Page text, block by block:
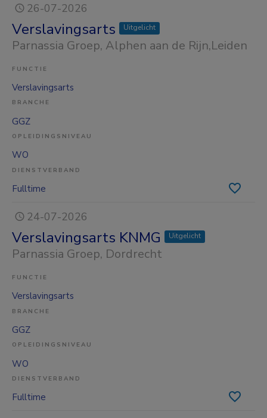
26-07-2026
Verslavingsarts Uitgelicht
Parnassia Groep, Alphen aan de Rijn,Leiden
FUNCTIE
Verslavingsarts
BRANCHE
GGZ
OPLEIDINGSNIVEAU
WO
DIENSTVERBAND
Fulltime
24-07-2026
Verslavingsarts KNMG Uitgelicht
Parnassia Groep, Dordrecht
FUNCTIE
Verslavingsarts
BRANCHE
GGZ
OPLEIDINGSNIVEAU
WO
DIENSTVERBAND
Fulltime